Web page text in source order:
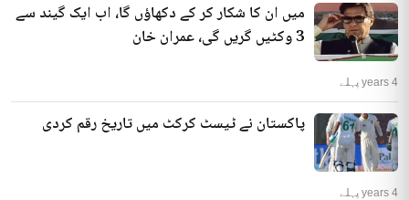
میں ان کا شکار کر کے دکھاؤں گا، اب ایک گیند سے
3 وکٹیں گریں گی، عمران خان
4 years پہلے
پاکستان نے ٹیسٹ کرکٹ میں تاریخ رقم کردی
4 years پہلے